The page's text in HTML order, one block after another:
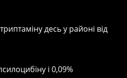
десь у районі від
і 0,09%